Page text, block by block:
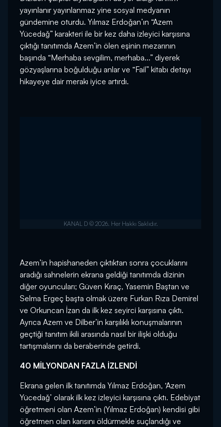
yayınlanır yayınlanmaz yine sosyal medyanın
gündemine oturdu. Yılmaz Erdoğan’ın “Azem
Yücedağ” karakteri ile bir kez daha izleyici karşısına
çıktığı tanıtımda Azem’in ölen eşinin mezarının
başında “Merhaba sevgilim, merhaba...” diyerek
gözyaşlarına boğulduğu anlar ve “Fail” kitabı detayı
hikayeye dair merakı iyice artırdı.
Azem’in hapishaneden çıktıktan sonra çocuklarını
aradığı sahnelerin ekrana geldiği tanıtımda dizinin
diğer oyuncuları; Güven Kıraç, Yasemin Baştan ve
Selma Ergeç başta olmak üzere Furkan Rıza Demirel
ve Orkuncan İzan da ilk kez seyirci karşısına çıktı.
Ayrıca Azem ve Dilber’in karşılıklı konuşmalarının
geçtiği tanıtım ikili arasında nasıl bir ilişki olduğu
tartışmalarını da beraberinde getirdi.
40 MİLYONDAN FAZLA İZLENDİ
Ekrana gelen ilk tanıtımda Yılmaz Erdoğan, ‘Azem
Yücedağ’ olarak ilk kez izleyici karşısına çıktı. Edebiyat
öğretmeni olan Azem’in (Yılmaz Erdoğan) kendisi gibi
öğretmen olan karısını öldürmekle suçlandığı ve